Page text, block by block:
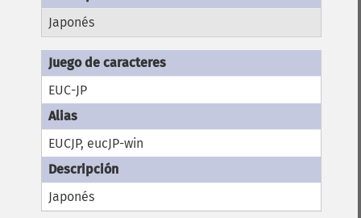
Japonés
EUC-JP
EUCJP, eucJP-win
Japonés